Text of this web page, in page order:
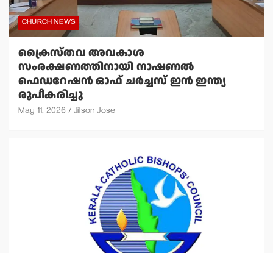
CHURCH NEWS
ക്രൈസ്തവ അവകാശ
സംരക്ഷണത്തിനായി നാഷണല്‍
ഫെഡറേഷന്‍ ഓഫ് ചര്‍ച്ചസ് ഇന്‍ ഇന്ത്യ
രൂപീകരിച്ചു
May 11, 2026 Jilson Jose